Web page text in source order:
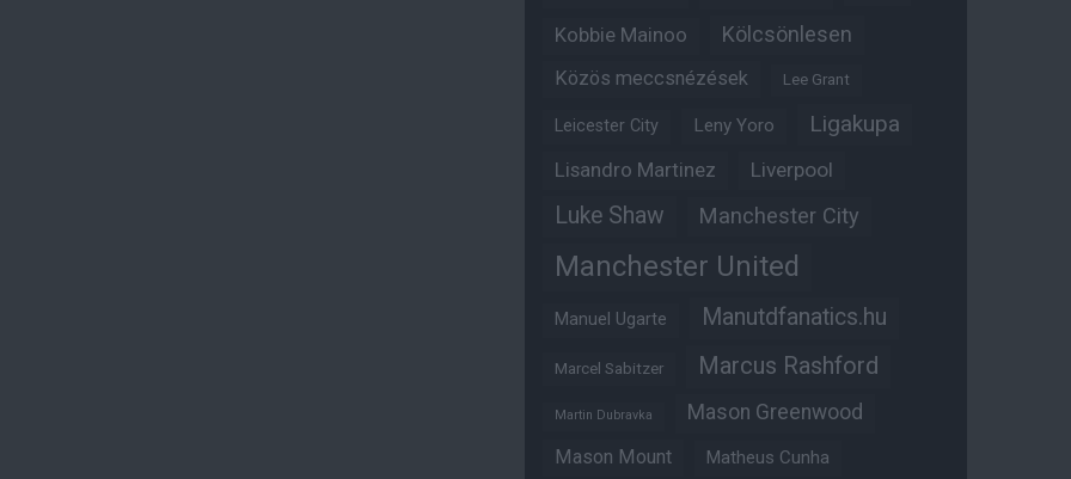
Kobbie Mainoo Kölcsönlesen
Közös meccsnézések Lee Grant
Leicester City Leny Yoro Ligakupa
Lisandro Martinez Liverpool
Luke Shaw Manchester City
Manchester United
Manuel Ugarte Manutdfanatics.hu
Marcel Sabitzer Marcus Rashford
Martin Dubravka Mason Greenwood
Mason Mount Matheus Cunha